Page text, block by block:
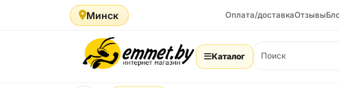
Минск Оплата/доставкаОтзывы
Каталог